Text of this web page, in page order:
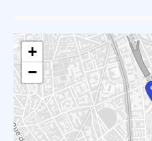
+
−